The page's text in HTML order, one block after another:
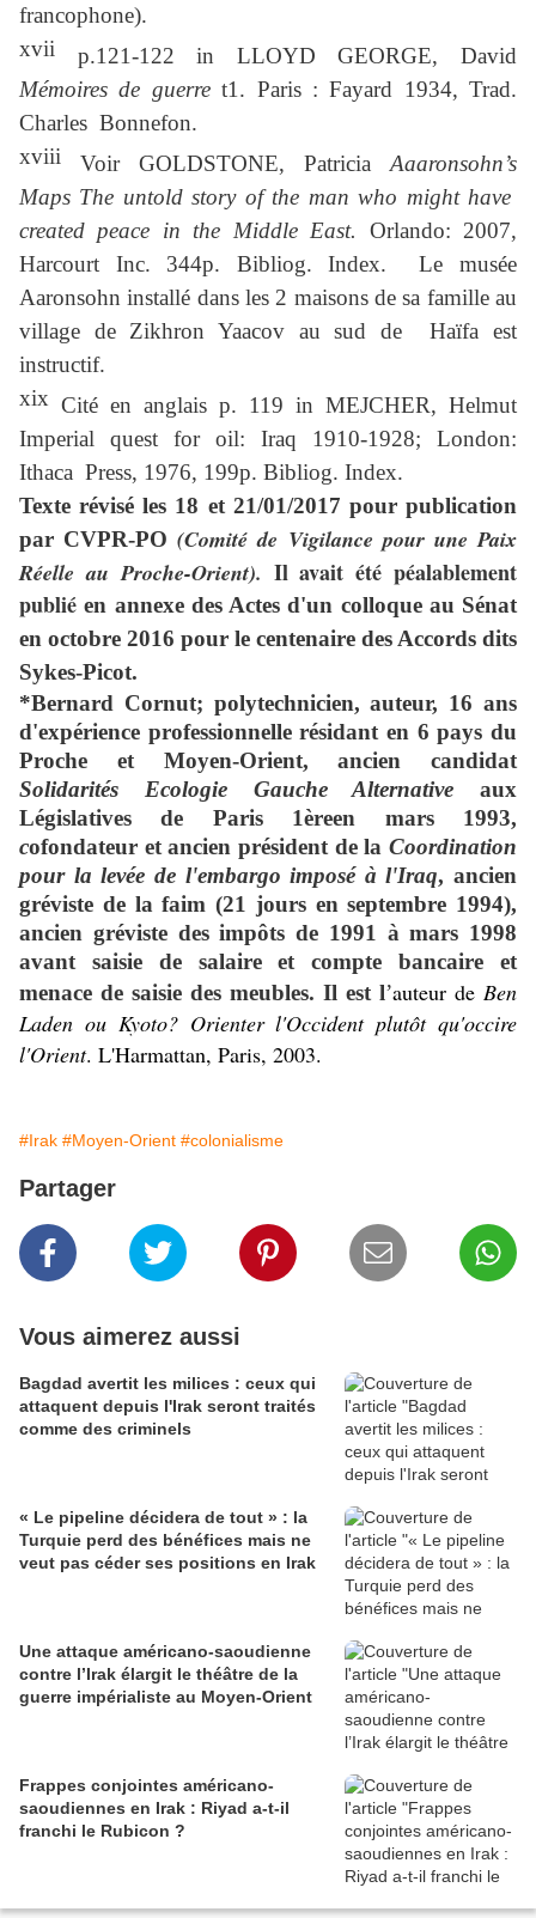
francophone).
xvii p.121-122 in LLOYD GEORGE, David
Mémoires de guerret1. Paris : Fayard 1934, Trad.
Charles Bonnefon.
xviii Voir GOLDSTONE, Patricia Aaaronsohn’s
Maps The untold story of the man who might have
created peace in the Middle East. Orlando: 2007,
Harcourt Inc. 344p. Bibliog. Index. Le musée
Aaronsohn installé dans les 2 maisons de sa famille au
village de Zikhron Yaacov au sud de Haïfa est
instructif.
xix Cité en anglais p. 119 in MEJCHER, Helmut
Imperial quest for oil: Iraq 1910-1928; London:
Ithaca Press, 1976, 199p. Bibliog. Index.
Texte révisé les 18 et 21/01/2017 pour publication
par CVPR-PO(Comité de Vigilance pour une Paix
Réelle au Proche-Orient). Il avait été péalablement
publiéen annexe des Actes d'un colloque au Sénat
en octobre 2016 pour le centenaire des Accords dits
Sykes-Picot.
*Bernard Cornut; polytechnicien, auteur, 16 ans
d'expérience professionnelle résidant en 6 pays du
Proche et Moyen-Orient, ancien candidat
Solidarités Ecologie Gauche Alternative aux
Législatives de Paris 1èreen mars 1993,
cofondateur et ancien président de la Coordination
pour la levée de l'embargo imposé à l'Iraq, ancien
gréviste de la faim (21 jours en septembre 1994),
ancien gréviste des impôts de 1991 à mars 1998
avant saisie de salaire et compte bancaire et
menace de saisie des meubles. Il est l’auteur de Ben
Laden ou Kyoto? Orienter l'Occident plutôt qu'occire
l'Orient. L'Harmattan, Paris, 2003.
#Irak #Moyen-Orient #colonialisme
Partager
Vous aimerez aussi
Bagdad avertit les milices : ceux qui
attaquent depuis l'Irak seront traités
comme des criminels
« Le pipeline décidera de tout » : la
Turquie perd des bénéfices mais ne
veut pas céder ses positions en Irak
Une attaque américano-saoudienne
contre l’Irak élargit le théâtre de la
guerre impérialiste au Moyen-Orient
Frappes conjointes américano-
saoudiennes en Irak : Riyad a-t-il
franchi le Rubicon ?